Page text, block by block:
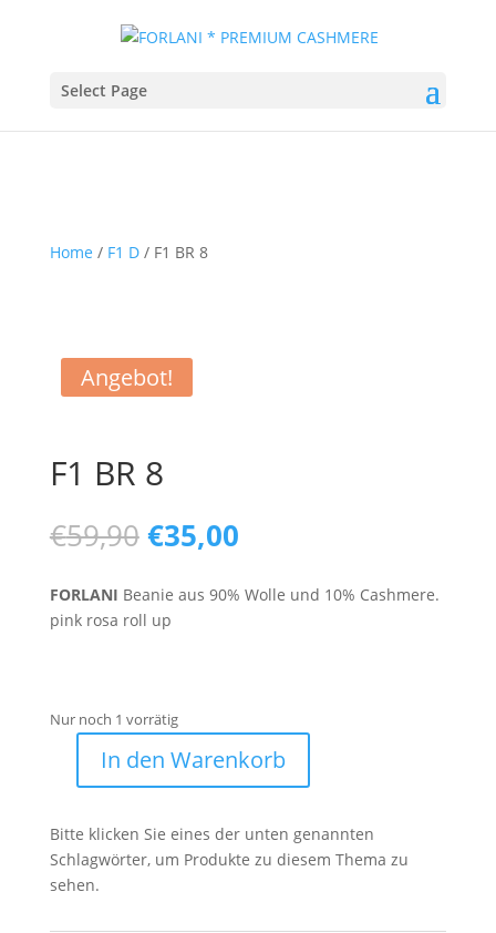
Select Page
Home / F1 D/ F1 BR 8
Angebot!
F1 BR 8
€59,90 Ursprünglicher
Preis
war:
€59,90
€35,00Aktueller
ist:
€35,00.
FORLANI Beanie aus 90% Wolle und 10% Cashmere.
pink rosa roll up
Nur noch 1 vorrätig
Menge
In den Warenkorb
Bitte klicken Sie eines der unten genannten
Schlagwörter, um Produkte zu diesem Thema zu
sehen.